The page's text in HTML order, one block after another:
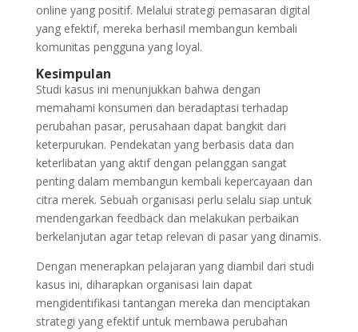
online yang positif. Melalui strategi pemasaran digital
yang efektif, mereka berhasil membangun kembali
komunitas pengguna yang loyal.
Kesimpulan
Studi kasus ini menunjukkan bahwa dengan
memahami konsumen dan beradaptasi terhadap
perubahan pasar, perusahaan dapat bangkit dari
keterpurukan. Pendekatan yang berbasis data dan
keterlibatan yang aktif dengan pelanggan sangat
penting dalam membangun kembali kepercayaan dan
citra merek. Sebuah organisasi perlu selalu siap untuk
mendengarkan feedback dan melakukan perbaikan
berkelanjutan agar tetap relevan di pasar yang dinamis.
Dengan menerapkan pelajaran yang diambil dari studi
kasus ini, diharapkan organisasi lain dapat
mengidentifikasi tantangan mereka dan menciptakan
strategi yang efektif untuk membawa perubahan